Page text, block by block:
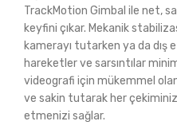
TrackMotion Gimbal ile net,
keyfini çıkar. Mekanik
kamerayı tutarken ya da dış
hareketler ve sarsıntılar
videografi için mükemmel
ve sakin tutarak her
etmenizi sağlar.